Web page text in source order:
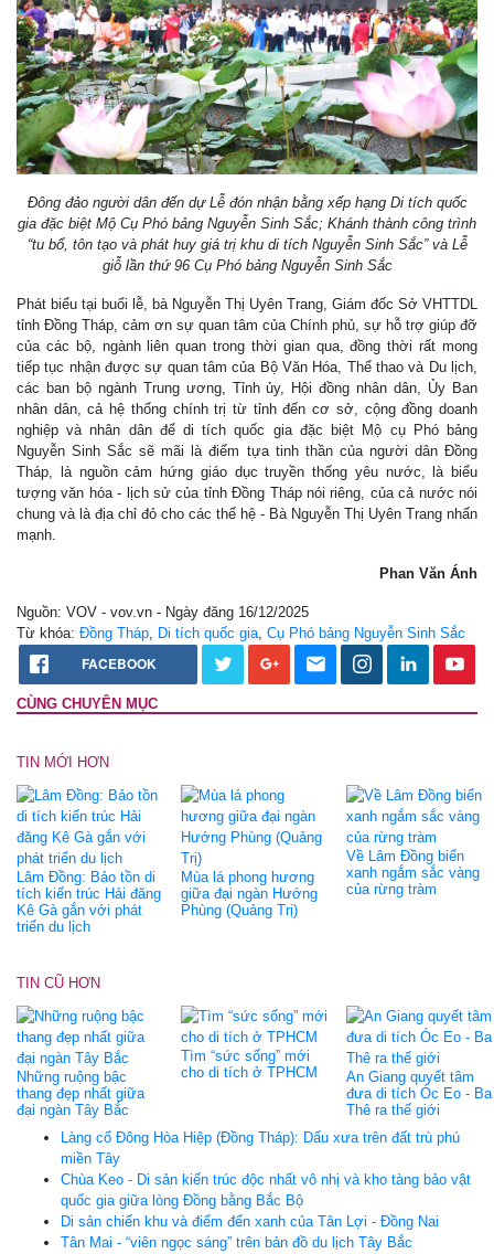
Đông đảo người dân đến dự Lễ đón nhận bằng xếp hạng Di tích quốc
gia đặc biệt Mộ Cụ Phó bảng Nguyễn Sinh Sắc; Khánh thành công trình
“tu bổ, tôn tạo và phát huy giá trị khu di tích Nguyễn Sinh Sắc” và Lễ
giỗ lần thứ 96 Cụ Phó bảng Nguyễn Sinh Sắc
Phát biểu tại buổi lễ, bà Nguyễn Thị Uyên Trang, Giám đốc Sở VHTTDL
tỉnh Đồng Tháp, cảm ơn sự quan tâm của Chính phủ, sự hỗ trợ giúp đỡ
của các bộ, ngành liên quan trong thời gian qua, đồng thời rất mong
tiếp tục nhận được sự quan tâm của Bộ Văn Hóa, Thể thao và Du lịch,
các ban bộ ngành Trung ương, Tỉnh ủy, Hội đồng nhân dân, Ủy Ban
nhân dân, cả hệ thống chính trị từ tỉnh đến cơ sở, cộng đồng doanh
nghiệp và nhân dân để di tích quốc gia đặc biệt Mộ cụ Phó bảng
Nguyễn Sinh Sắc sẽ mãi là điểm tựa tinh thần của người dân Đồng
Tháp, là nguồn cảm hứng giáo dục truyền thống yêu nước, là biểu
tượng văn hóa - lịch sử của tỉnh Đồng Tháp nói riêng, của cả nước nói
chung và là địa chỉ đỏ cho các thế hệ - Bà Nguyễn Thị Uyên Trang nhấn
mạnh.
Phan Văn Ánh
Nguồn: VOV - vov.vn - Ngày đăng 16/12/2025
Từ khóa: Đồng Tháp Di tích quốc gia Cụ Phó bảng Nguyễn Sinh Sắc
FACEBOOK
CÙNG CHUYÊN MỤC
TIN MỚI HƠN
Lâm Đồng: Bảo tồn di
tích kiến trúc Hải đăng
Kê Gà gắn với phát
triển du lịch
Mùa lá phong hương
giữa đại ngàn Hướng
Phùng (Quảng Trị)
Về Lâm Đồng biển
xanh ngắm sắc vàng
của rừng tràm
TIN CŨ HƠN
Những ruộng bậc
thang đẹp nhất giữa
đại ngàn Tây Bắc
Tìm “sức sống” mới
cho di tích ở TPHCM
An Giang quyết tâm
đưa di tích Óc Eo - Ba
Thê ra thế giới
Làng cổ Đông Hòa Hiệp (Đồng Tháp): Dấu xưa trên đất trù phú
miền Tây
Chùa Keo - Di sản kiến trúc độc nhất vô nhị và kho tàng bảo vật
quốc gia giữa lòng Đồng bằng Bắc Bộ
Di sản chiến khu và điểm đến xanh của Tân Lợi - Đồng Nai
Tân Mai - “viên ngọc sáng” trên bản đồ du lịch Tây Bắc